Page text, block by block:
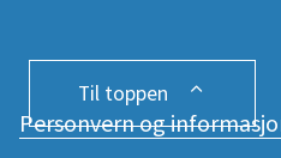
Personvern og
Til toppen